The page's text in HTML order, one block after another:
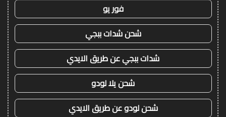
فور يو
شحن شدات ببجي
شدات ببجي عن طريق الايدي
شحن يلا لودو
شحن لودو عن طريق الايدي